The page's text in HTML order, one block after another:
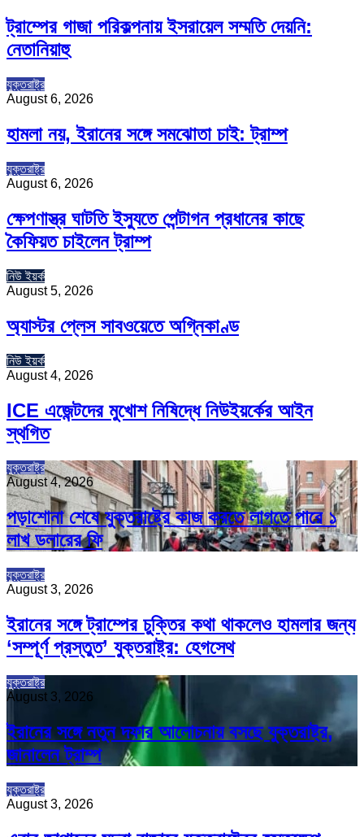
ট্রাম্পের গাজা পরিকল্পনায় ইসরায়েল সম্মতি দেয়নি:
নেতানিয়াহু
যুক্তরাষ্ট্র
August 6, 2026
হামলা নয়, ইরানের সঙ্গে সমঝোতা চাই: ট্রাম্প
যুক্তরাষ্ট্র
August 6, 2026
ক্ষেপণাস্ত্র ঘাটতি ইস্যুতে পেন্টাগন প্রধানের কাছে
কৈফিয়ত চাইলেন ট্রাম্প
নিউ ইয়র্ক
August 5, 2026
অ্যাস্টর প্লেস সাবওয়েতে অগ্নিকাণ্ড
নিউ ইয়র্ক
August 4, 2026
ICE এজেন্টদের মুখোশ নিষিদ্ধে নিউইয়র্কের আইন
স্থগিত
যুক্তরাষ্ট্র
August 4, 2026
পড়াশোনা শেষে যুক্তরাষ্ট্রে কাজ করতে লাগতে পারে ১
লাখ ডলারের ফি
যুক্তরাষ্ট্র
August 3, 2026
ইরানের সঙ্গে ট্রাম্পের চুক্তির কথা থাকলেও হামলার জন্য
‘সম্পূর্ণ প্রস্তুত’ যুক্তরাষ্ট্র: হেগসেথ
যুক্তরাষ্ট্র
August 3, 2026
ইরানের সঙ্গে নতুন দফার আলোচনায় বসছে যুক্তরাষ্ট্র,
জানালেন ট্রাম্প
যুক্তরাষ্ট্র
August 3, 2026